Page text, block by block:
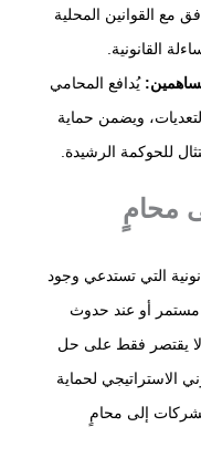
مع القوانين المحلية
القانونية.​
يُدافع المحامي
ويضمن حماية
للحوكمة الرشيدة.​
محامٍ
التي تستدعي وجود
أو عند حدوث
يقتصر فقط على حل
الاستراتيجي لحماية
إلى محامٍ